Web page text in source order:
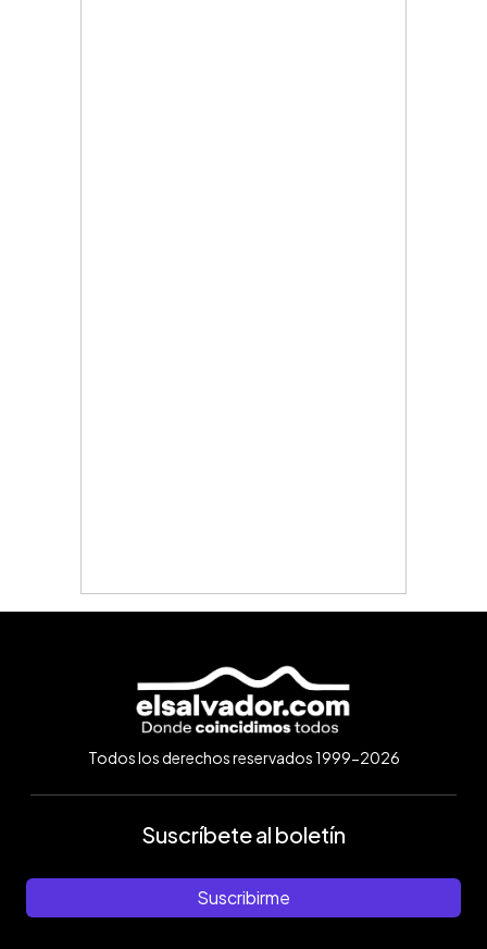
Todos los derechos reservados 1999-2026
Suscríbete al boletín
Suscribirme